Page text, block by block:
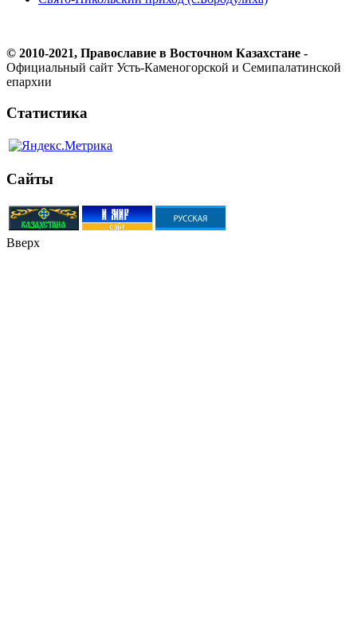
© 2010-2021, Православие в Восточном Казахстане -
Официальный сайт Усть-Каменогорской и Семипалатинской
епархии
Статистика
Сайты
Вверх